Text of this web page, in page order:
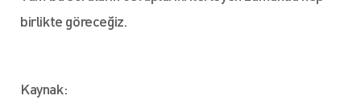
birlikte göreceğiz.
Kaynak: